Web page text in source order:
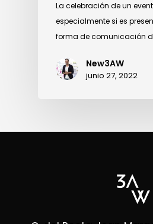
La celebración de un
especialmente si es
forma de comunicación
New3AW
junio 27, 2022